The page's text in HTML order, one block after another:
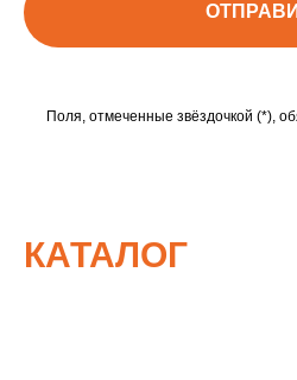
Поля, отмеченные звёздочкой (*),
КАТАЛОГ